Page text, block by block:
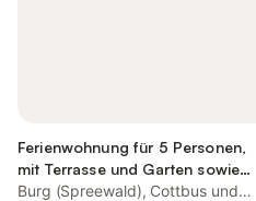
Ferienwohnung für 5 Personen,
mit Terrasse und Garten sowie
Pool und Sauna
Burg (Spreewald), Cottbus und